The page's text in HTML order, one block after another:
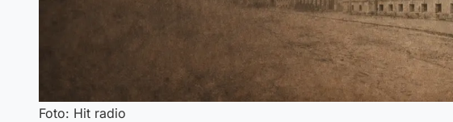
Foto: Hit radio